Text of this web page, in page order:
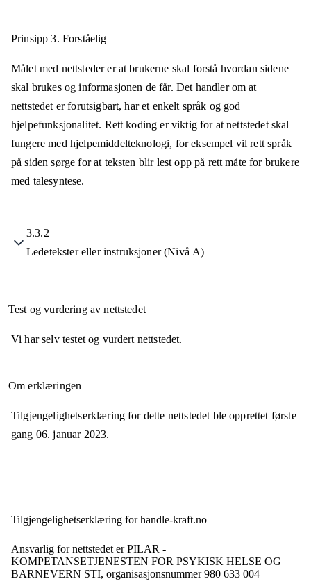
Prinsipp 3. Forståelig
Målet med nettsteder er at brukerne skal forstå hvordan sidene
skal brukes og informasjonen de får. Det handler om at
nettstedet er forutsigbart, har et enkelt språk og god
hjelpefunksjonalitet. Rett koding er viktig for at nettstedet skal
fungere med hjelpemiddelteknologi, for eksempel vil rett språk
på siden sørge for at teksten blir lest opp på rett måte for brukere
med talesyntese.
3.3.2
Ledetekster eller instruksjoner (Nivå A)
Test og vurdering av nettstedet
Vi har selv testet og vurdert nettstedet.
Om erklæringen
Tilgjengelighetserklæring for dette nettstedet ble opprettet første
gang 06. januar 2023.
Tilgjengelighets­erklæring forhandle-kraft.no
Ansvarlig for nettstedet erPILAR -
KOMPETANSETJENESTEN FOR PSYKISK HELSE OG
BARNEVERN STI, organisasjonsnummer 980 633 004